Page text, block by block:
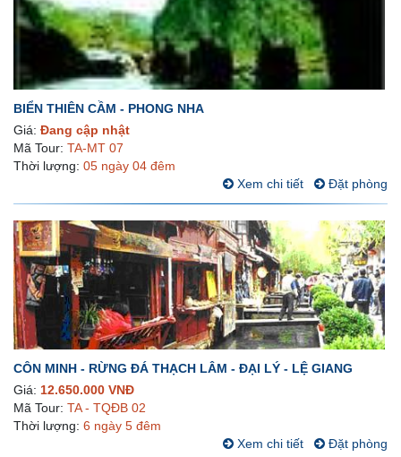
BIỂN THIÊN CẦM - PHONG NHA
Giá: Đang cập nhật
Mã Tour: TA-MT 07
Thời lượng: 05 ngày 04 đêm
Xem chi tiết
Đặt phòng
CÔN MINH - RỪNG ĐÁ THẠCH LÂM - ĐẠI LÝ - LỆ GIANG
Giá: 12.650.000 VNĐ
Mã Tour: TA - TQĐB 02
Thời lượng: 6 ngày 5 đêm
Xem chi tiết
Đặt phòng